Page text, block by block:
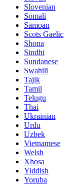
Slovenian
Somali
Samoan
Scots Gaelic
Shona
Sindhi
Sundanese
Swahili
Tajik
Tamil
Telugu
Thai
Ukrainian
Urdu
Uzbek
Vietnamese
Welsh
Xhosa
Yiddish
Yoruba